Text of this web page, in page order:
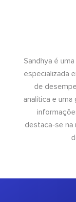
Sandhya é
especializada
de
analítica e
destaca-se na